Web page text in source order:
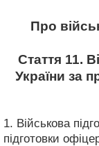
Про
Стаття 11.
України за
1. Військова
підготовки